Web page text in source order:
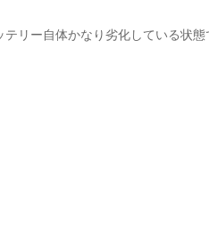
リー自体かなり劣化している状態